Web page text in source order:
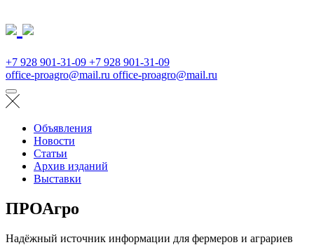
+7 928 901-31-09 +7 928 901-31-09
office-proagro@mail.ru office-proagro@mail.ru
Объявления
Новости
Статьи
Архив изданий
Выставки
ПРОАгро
Надёжный источник информации для фермеров и аграриев